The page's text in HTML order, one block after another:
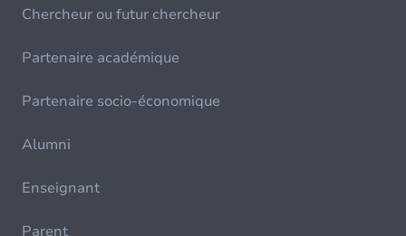
Chercheur ou futur chercheur
Partenaire académique
Partenaire socio-économique
Alumni
Enseignant
Parent